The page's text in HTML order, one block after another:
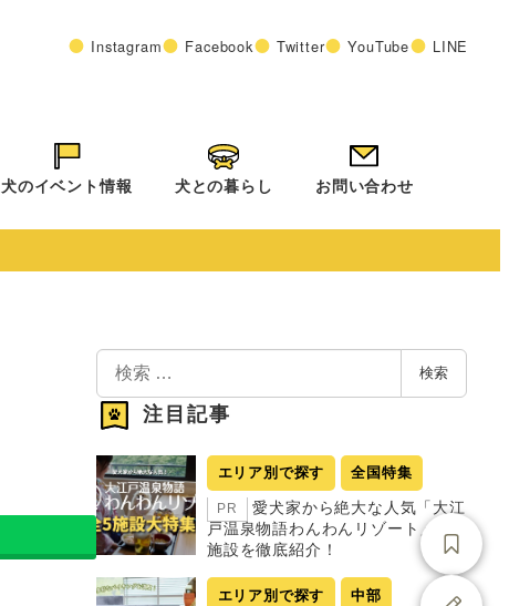
Instagram Facebook Twitter YouTube LINE
犬のイベント情報 犬との暮らし お問い合わせ
検
索
検索
注目記事
エリア別で探す 全国特集
PR
愛犬家から絶大な人気「大江
戸温泉物語わんわんリゾート」全5
施設を徹底紹介！
エリア別で探す 中部